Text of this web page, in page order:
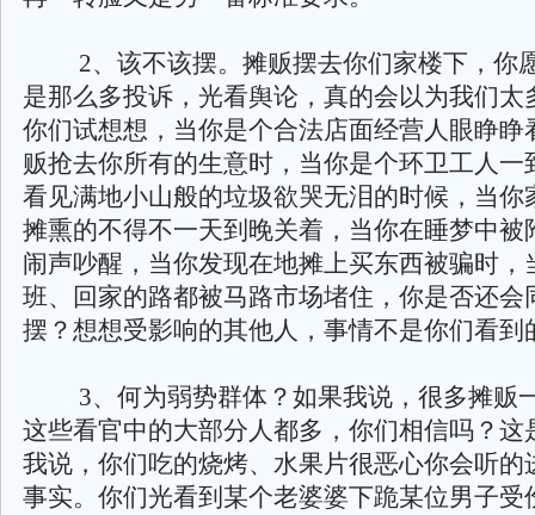
2、该不该摆。摊贩摆去你们家楼下，你
是那么多投诉，光看舆论，真的会以为我们太
你们试想想，当你是个合法店面经营人眼睁睁
贩抢去你所有的生意时，当你是个环卫工人一
看见满地小山般的垃圾欲哭无泪的时候，当你
摊熏的不得不一天到晚关着，当你在睡梦中被
闹声吵醒，当你发现在地摊上买东西被骗时，
班、回家的路都被马路市场堵住，你是否还会
摆？想想受影响的其他人，事情不是你们看到
3、何为弱势群体？如果我说，很多摊贩
这些看官中的大部分人都多，你们相信吗？这
我说，你们吃的烧烤、水果片很恶心你会听的
事实。你们光看到某个老婆婆下跪某位男子受